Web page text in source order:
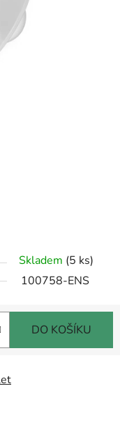
Skladem (5 ks)
100758-ENS
DO KOŠÍKU